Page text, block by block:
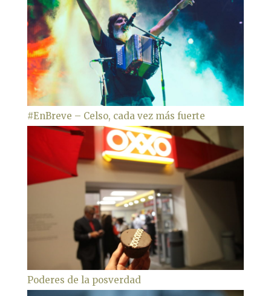
#EnBreve – Celso, cada vez más fuerte
Poderes de la posverdad